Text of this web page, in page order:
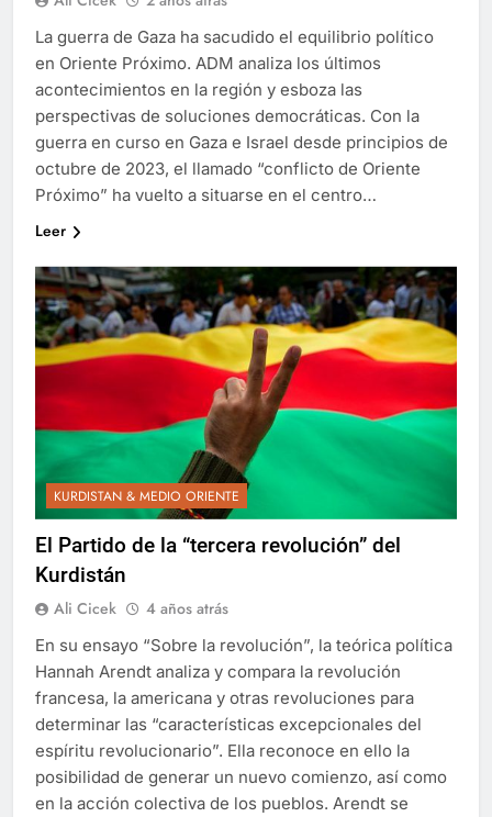
La guerra de Gaza ha sacudido el equilibrio político
en Oriente Próximo. ADM analiza los últimos
acontecimientos en la región y esboza las
perspectivas de soluciones democráticas. Con la
guerra en curso en Gaza e Israel desde principios de
octubre de 2023, el llamado “conflicto de Oriente
Próximo” ha vuelto a situarse en el centro…
Leer
KURDISTAN & MEDIO ORIENTE
El Partido de la “tercera revolución” del
Kurdistán
Ali Cicek 4 años atrás
En su ensayo “Sobre la revolución”, la teórica política
Hannah Arendt analiza y compara la revolución
francesa, la americana y otras revoluciones para
determinar las “características excepcionales del
espíritu revolucionario”. Ella reconoce en ello la
posibilidad de generar un nuevo comienzo, así como
en la acción colectiva de los pueblos. Arendt se